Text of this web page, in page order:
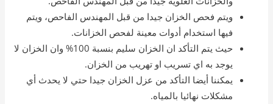
ويتم فحص الخزان جيدا من قبل المهندس الفاحص، ويتم
فيها استخدام أدوات معينة لفحص الخزانات.
حيث يتم التأكد ان الخزان سليم بنسبة 100% وان الخزان لا
يوجد به اي تسريب او تهريب من الخزان.
يمكننا أيضا التأكد من عزل الخزان جيدا حتي لا يحدث أي
مشكلات نهائيا بالمياه.